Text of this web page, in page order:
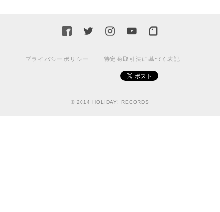
プライバシーポリシー 特定商取引法に基づく表記
© 2014 HOLIDAY! RECORDS